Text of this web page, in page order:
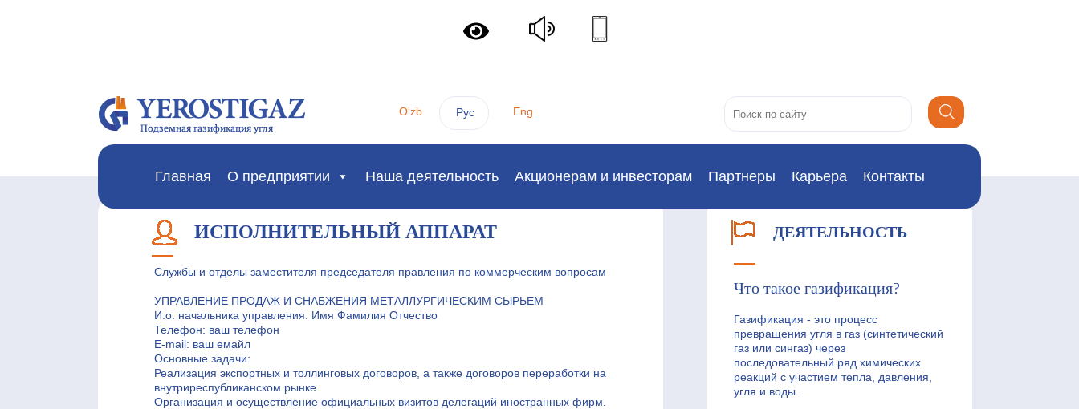
Oʻzb Рус Eng
Главная О предприятии Наша деятельность Акционерам и инвесторам Партнеры Карьера Контакты
ИСПОЛНИТЕЛЬНЫЙ АППАРАТ
Службы и отделы заместителя председателя правления по коммерческим вопросам
УПРАВЛЕНИЕ ПРОДАЖ И СНАБЖЕНИЯ МЕТАЛЛУРГИЧЕСКИМ СЫРЬЕМ
И.о. начальника управления: Имя Фамилия Отчество
Телефон: ваш телефон
E-mail: ваш емайл
Основные задачи:
Реализация экспортных и толлинговых договоров, а также договоров переработки на
внутриреспубликанском рынке.
Организация и осуществление официальных визитов делегаций иностранных фирм.
ДЕЯТЕЛЬНОСТЬ
Что такое газификация?
Газификация - это процесс
превращения угля в газ (синтетический
газ или сингаз) через
последовательный ряд химических
реакций с участием тепла, давления,
угля и воды.